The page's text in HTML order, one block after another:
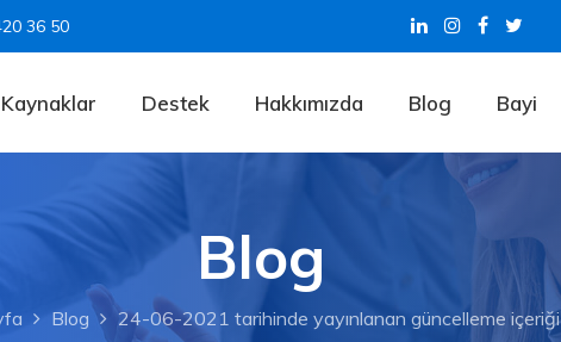
36 50
Kaynaklar Destek Hakkımızda Blog Bayi
Blog
Blog 24-06-2021 tarihinde yayınlanan güncelleme içeriği